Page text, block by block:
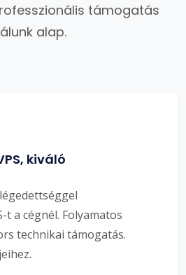
támogatás
alap.
kiváló
t a cégnél. Folyamatos
technikai támogatás.